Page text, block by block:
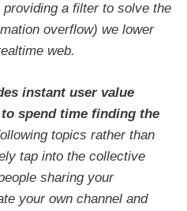
a filter to solve the
overflow) we lower
web.
instant user value
spend time finding the
topics rather than
tap into the collective
sharing your
your own channel and